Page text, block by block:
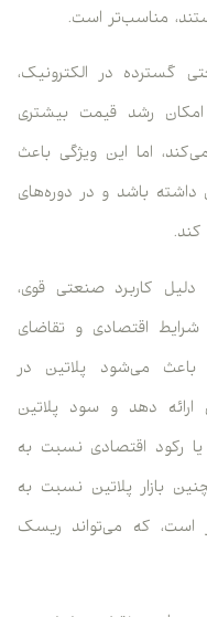
مناسب‌تر است.
گسترده در الکترونیک،
امکان رشد قیمت بیشتری
اما این ویژگی باعث
باشد و در دوره‌های
کند.
دلیل کاربرد صنعتی قوی،
اقتصادی و تقاضای
می‌شود پلاتین در
ارائه دهد و سود پلاتین
رکود اقتصادی نسبت به
بازار پلاتین نسبت به
است، که می‌تواند ریسک